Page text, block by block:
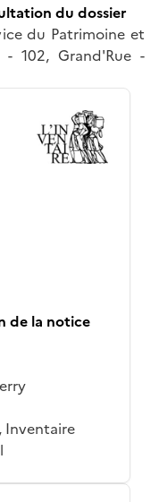
du dossier
du Patrimoine et
102, Grand'Rue -
de la notice
Inventaire